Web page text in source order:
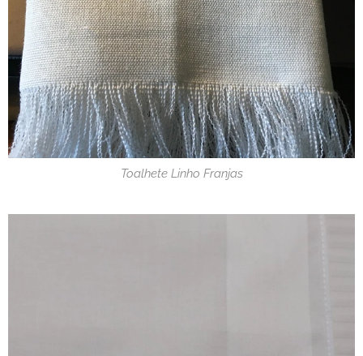
Toalhete Linho Franjas